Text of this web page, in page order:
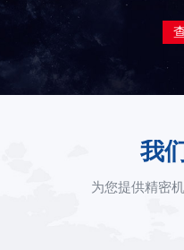
我
为您提供精密